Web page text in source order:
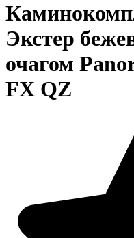
Экстер
очагом
FX QZ